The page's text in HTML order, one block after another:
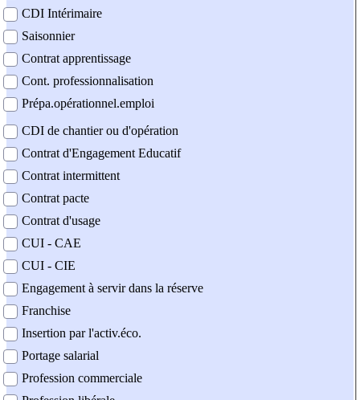
CDI Intérimaire
Saisonnier
Contrat apprentissage
Cont. professionnalisation
Prépa.opérationnel.emploi
CDI de chantier ou d'opération
Contrat d'Engagement Educatif
Contrat intermittent
Contrat pacte
Contrat d'usage
CUI - CAE
CUI - CIE
Engagement à servir dans la réserve
Franchise
Insertion par l'activ.éco.
Portage salarial
Profession commerciale